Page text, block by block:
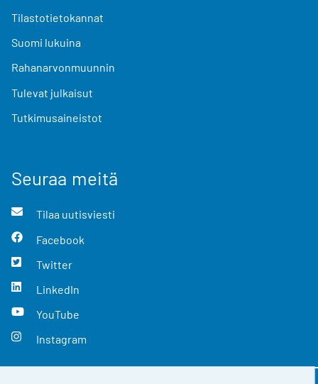
Tilastotietokannat
Suomi lukuina
Rahanarvonmuunnin
Tulevat julkaisut
Tutkimusaineistot
Seuraa meitä
Tilaa uutisviesti
Facebook
Twitter
LinkedIn
YouTube
Instagram